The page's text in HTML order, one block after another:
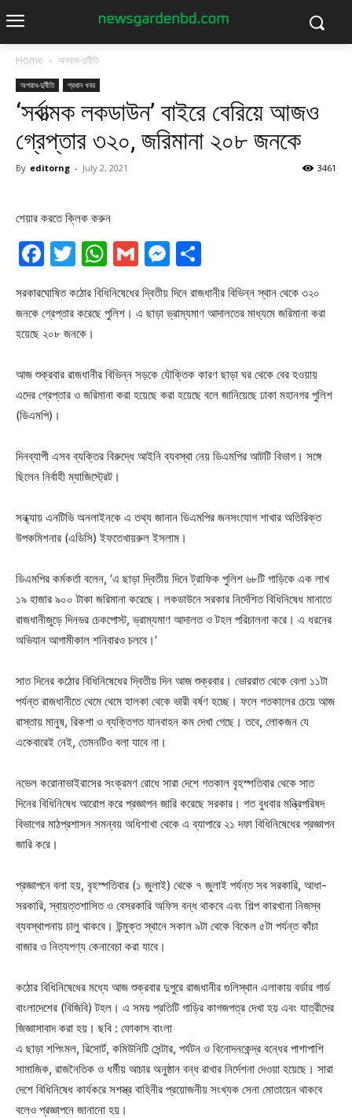
Home অপরাধ-দুর্নীতি
অপরাধ-দুর্নীতি প্রধান খবর
‘সর্বাত্মক লকডাউন’ বাইরে বেরিয়ে আজও
গ্রেপ্তার ৩২০, জরিমানা ২০৮ জনকে
By editorng - July 2, 2021 3461
শেয়ার করতে ক্লিক করুন
Facebook
Twitter
WhatsApp
GmailMessenger
সরকারঘোষিত কঠোর বিধিনিষেধের দ্বিতীয় দিনে রাজধানীর বিভিন্ন স্থান থেকে ৩২০
জনকে গ্রেপ্তার করেছে পুলিশ। এ ছাড়া ভ্রাম্যমাণ আদালতের মাধ্যমে জরিমানা করা
হয়েছে ২০৮ জনকে।
আজ শুক্রবার রাজধানীর বিভিন্ন সড়কে যৌক্তিক কারণ ছাড়া ঘর থেকে বের হওয়ায়
এদের গ্রেপ্তার ও জরিমানা করা হয়েছে করা হয়েছে বলে জানিয়েছে ঢাকা মহানগর পুলিশ
(ডিএমপি)।
দিনব্যাপী এসব ব্যক্তির বিরুদ্ধে আইনি ব্যবস্থা নেয় ডিএমপির আটটি বিভাগ। সঙ্গে
ছিলেন নির্বাহী ম্যাজিস্ট্রেট।
সন্ধ্যায় এনটিভি অনলাইনকে এ তথ্য জানান ডিএমপির জনসংযোগ শাখার অতিরিক্ত
উপকমিশনার (এডিসি) ইফতেখায়রুল ইসলাম।
ডিএমপির কর্মকর্তা বলেন, ‘এ ছাড়া দ্বিতীয় দিনে ট্রাফিক পুলিশ ৬৮টি গাড়িকে এক লাখ
১৯ হাজার ৯০০ টাকা জরিমানা করেছে। লকডাউনে সরকার নির্দেশিত বিধিনিষেধ মানাতে
রাজধানীজুড়ে দিনভর চেকপোস্ট, ভ্রাম্যমাণ আদালত ও টহল পরিচালনা করে। এ ধরনের
অভিযান আগামীকাল শনিবারও চলবে।’
সাত দিনের কঠোর বিধিনিষেধের দ্বিতীয় দিন আজ শুক্রবার। ভোররাত থেকে বেলা ১১টা
পর্যন্ত রাজধানীতে থেমে থেমে হালকা থেকে ভারী বর্ষণ হচ্ছে। ফলে গতকালের চেয়ে আজ
রাস্তায় মানুষ, রিকশা ও ব্যক্তিগত যানবাহন কম দেখা গেছে। তবে, লোকজন যে
একেবারেই নেই, তেমনটিও বলা যাবে না।
নভেল করোনাভাইরাসের সংক্রমণ রোধে সারা দেশে গতকাল বৃহস্পতিবার থেকে সাত
দিনের বিধিনিষেধ আরোপ করে প্রজ্ঞাপন জারি করেছে সরকার। গত বুধবার মন্ত্রিপরিষদ
বিভাগের মাঠপ্রশাসন সমন্বয় অধিশাখা থেকে এ ব্যাপারে ২১ দফা বিধিনিষেধের প্রজ্ঞাপন
জারি করে।
প্রজ্ঞাপনে বলা হয়, বৃহস্পতিবার (১ জুলাই) থেকে ৭ জুলাই পর্যন্ত সব সরকারি, আধা-
সরকারি, স্বায়ত্তশাসিত ও বেসরকারি অফিস বন্ধ থাকবে এবং শিল্প কারখানা নিজস্ব
ব্যবস্থাপনায় চালু থাকবে। উন্মুক্ত স্থানে সকাল ৯টা থেকে বিকেল ৫টা পর্যন্ত কাঁচা
বাজার ও নিত্যপণ্য কেনাবেচা করা যাবে।
কঠোর বিধিনিষেধের মধ্যে আজ শুক্রবার দুপুরে রাজধানীর গুলিস্থান এলাকায় বর্ডার গার্ড
বাংলাদেশের (বিজিবি) টহল। এ সময় প্রতিটি গাড়ির কাগজপত্র দেখা হয় এবং যাত্রীদের
জিজ্ঞাসাবাদ করা হয়। ছবি : ফোকাস বাংলা
এ ছাড়া শপিংমল, রিসোর্ট, কমিউনিটি সেন্টার, পর্যটন ও বিনোদনকেন্দ্র বন্ধের পাশাপাশি
সামাজিক, রাজনৈতিক ও ধর্মীয় আচার অনুষ্ঠান বন্ধ রাখার নির্দেশনা দেওয়া হয়েছে। সারা
দেশে বিধিনিষেধ কার্যকরে সশস্ত্র বাহিনীর প্রয়োজনীয় সংখ্যক সেনা মোতায়েন থাকবে
বলেও প্রজ্ঞাপনে জানানো হয়।